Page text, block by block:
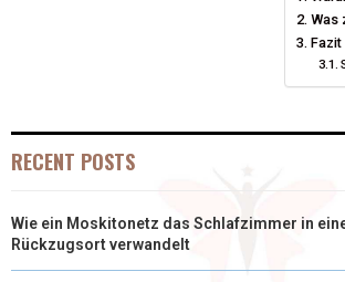
Was
Fazit
RECENT POSTS
Wie ein Moskitonetz das Schlafzimmer in
Rückzugsort verwandelt